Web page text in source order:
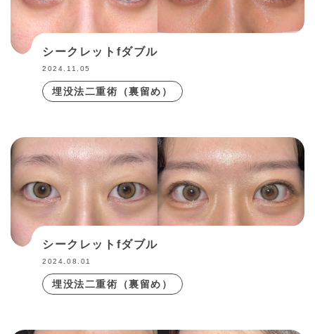
裏ハムラ法（経結膜的眼窩脂肪移動術）
眉下切開
シークレットfダブル
2024.11.05
埋没法二重術（裏留め）
シークレットfダブル
2024.08.01
埋没法二重術（裏留め）